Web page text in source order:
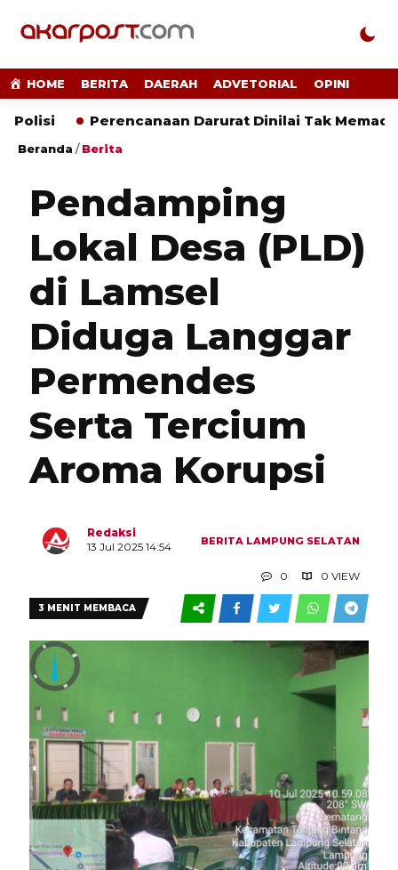
HOME BERITA DAERAH ADVETORIAL OPINI
Perencanaan Darurat Dinilai Tak Memadai
Beranda /Berita
Pendamping
Lokal Desa (PLD)
di Lamsel
Diduga Langgar
Permendes
Serta Tercium
Aroma Korupsi
Redaksi
13 Jul 2025 14:54
BERITA LAMPUNG SELATAN
0 0 VIEW
3 MENIT MEMBACA